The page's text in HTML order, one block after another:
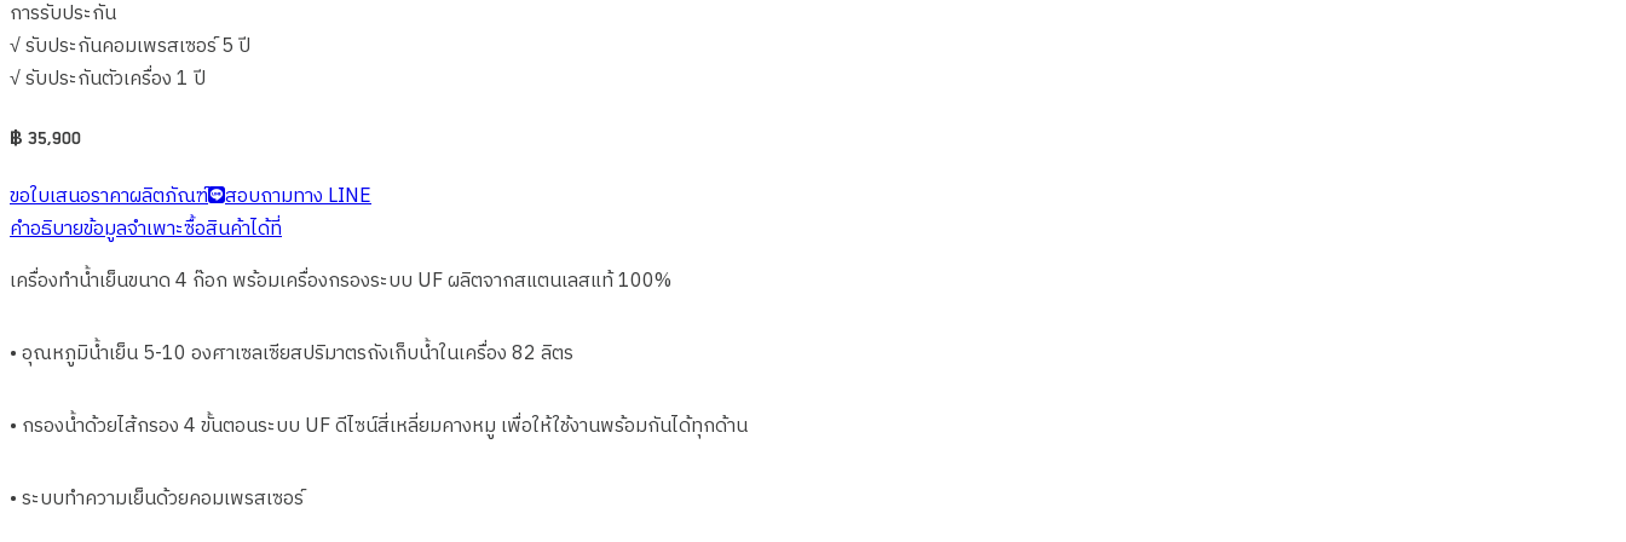
การรับประกัน
√ รับประกันคอมเพรสเซอร์ 5 ปี
√ รับประกันตัวเครื่อง 1 ปี
฿ 35,900
ขอใบเสนอราคาผลิตภัณฑ์ สอบถามทาง LINE
คำอธิบายข้อมูลจำเพาะซื้อสินค้าได้ที่
เครื่องทำน้ำเย็นขนาด 4 ก๊อก พร้อมเครื่องกรองระบบ UF ผลิตจากสแตนเลสแท้ 100%
• อุณหภูมิน้ำเย็น 5-10 องศาเซลเซียสปริมาตรถังเก็บน้ำในเครื่อง 82 ลิตร
• กรองน้ำด้วยไส้กรอง 4 ขั้นตอนระบบ UF ดีไซน์สี่เหลี่ยมคางหมู เพื่อให้ใช้งานพร้อมกันได้ทุกด้าน
• ระบบทำความเย็นด้วยคอมเพรสเซอร์